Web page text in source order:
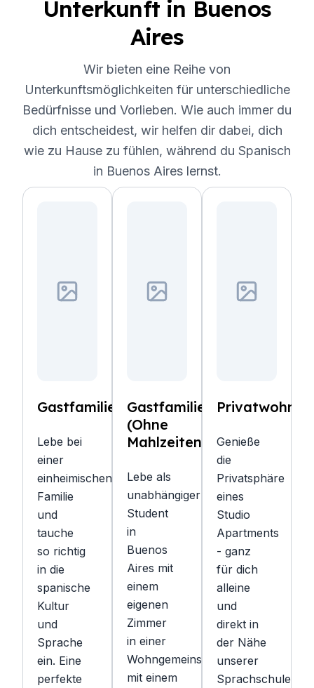
Unterkunft in Buenos
Aires
Wir bieten eine Reihe von
Unterkunftsmöglichkeiten für unterschiedliche
Bedürfnisse und Vorlieben. Wie auch immer du
dich entscheidest, wir helfen dir dabei, dich
wie zu Hause zu fühlen, während du Spanisch
in Buenos Aires lernst.
Gastfamilie
Lebe bei
einer
einheimischen
Familie
und
tauche
so richtig
in die
spanische
Kultur
und
Sprache
ein. Eine
perfekte
Gastfamilie
(Ohne
Mahlzeiten)
Lebe als
unabhängiger
Student
in
Buenos
Aires mit
einem
eigenen
Zimmer
in einer
Wohngemeinschaft
mit einem
Genieße
die
Privatsphäre
eines
Studio
Apartments
- ganz
für dich
alleine
und
direkt in
der Nähe
unserer
Sprachschule.